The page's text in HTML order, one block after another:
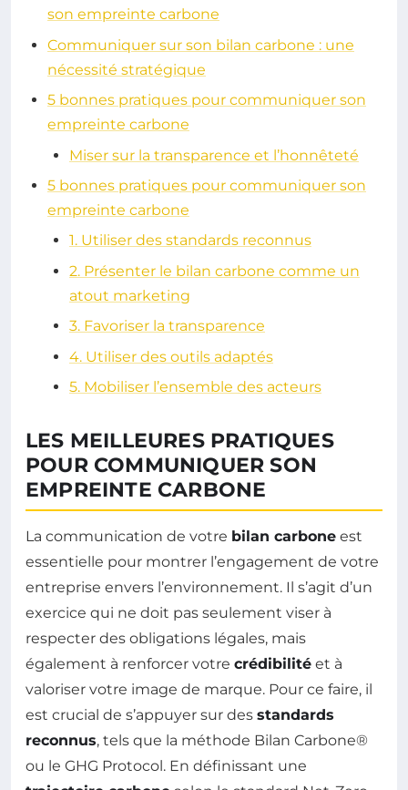
son empreinte carbone
Communiquer sur son bilan carbone : une
nécessité stratégique
5 bonnes pratiques pour communiquer son
empreinte carbone
Miser sur la transparence et l’honnêteté
5 bonnes pratiques pour communiquer son
empreinte carbone
1. Utiliser des standards reconnus
2. Présenter le bilan carbone comme un
atout marketing
3. Favoriser la transparence
4. Utiliser des outils adaptés
5. Mobiliser l’ensemble des acteurs
LES MEILLEURES PRATIQUES
POUR COMMUNIQUER SON
EMPREINTE CARBONE
La communication de votre bilan carbone est
essentielle pour montrer l’engagement de votre
entreprise envers l’environnement. Il s’agit d’un
exercice qui ne doit pas seulement viser à
respecter des obligations légales, mais
également à renforcer votre crédibilité et à
valoriser votre image de marque. Pour ce faire, il
est crucial de s’appuyer sur des standards
reconnus, tels que la méthode Bilan Carbone®
ou le GHG Protocol. En définissant une